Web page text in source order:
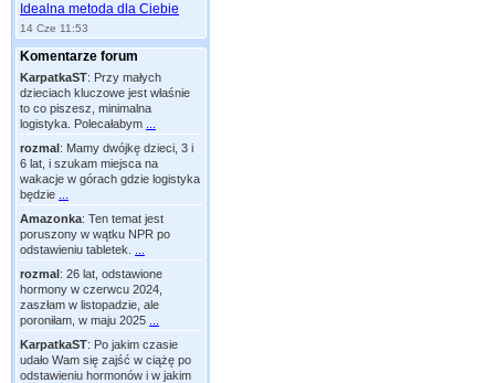
Idealna metoda dla Ciebie
14 Cze 11:53
Komentarze forum
KarpatkaST: Przy małych
dzieciach kluczowe jest właśnie
to co piszesz, minimalna
logistyka. Polecałabym
rozmal: Mamy dwójkę dzieci, 3 i
6 lat, i szukam miejsca na
wakacje w górach gdzie logistyka
będzie
Amazonka: Ten temat jest
poruszony w wątku NPR po
odstawieniu tabletek.
rozmal: 26 lat, odstawione
hormony w czerwcu 2024,
zaszłam w listopadzie, ale
poroniłam, w maju 2025
KarpatkaST: Po jakim czasie
udało Wam się zajść w ciążę po
odstawieniu hormonów i w jakim